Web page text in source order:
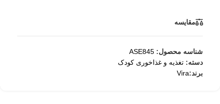
مقایسه
شناسه محصول: ASE845
دسته: تغذیه و غذاخوری کودک
برند:Vira